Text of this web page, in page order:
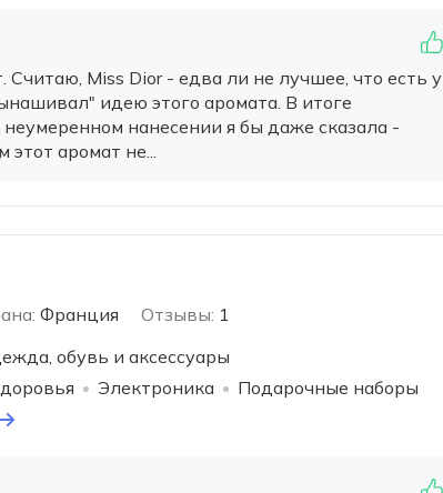
Miss Dior - едва ли не лучшее, что есть у
идею этого аромата. В итоге
нанесении я бы даже сказала -
аромат не...
Франция Отзывы: 1
обувь и аксессуары
Электроника
Подарочные наборы